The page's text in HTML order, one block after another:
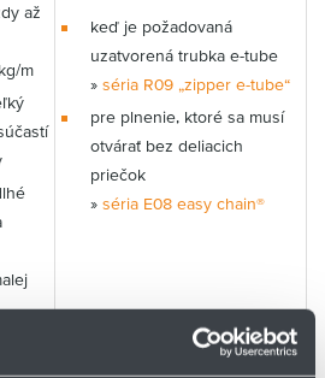
až
m
keď je požadovaná
uzatvorená trubka e-tube
» séria R09 „zipper e-tube“
pre plnenie, ktoré sa musí
otvárať bez deliacich
priečok
» séria E08 easy chain®